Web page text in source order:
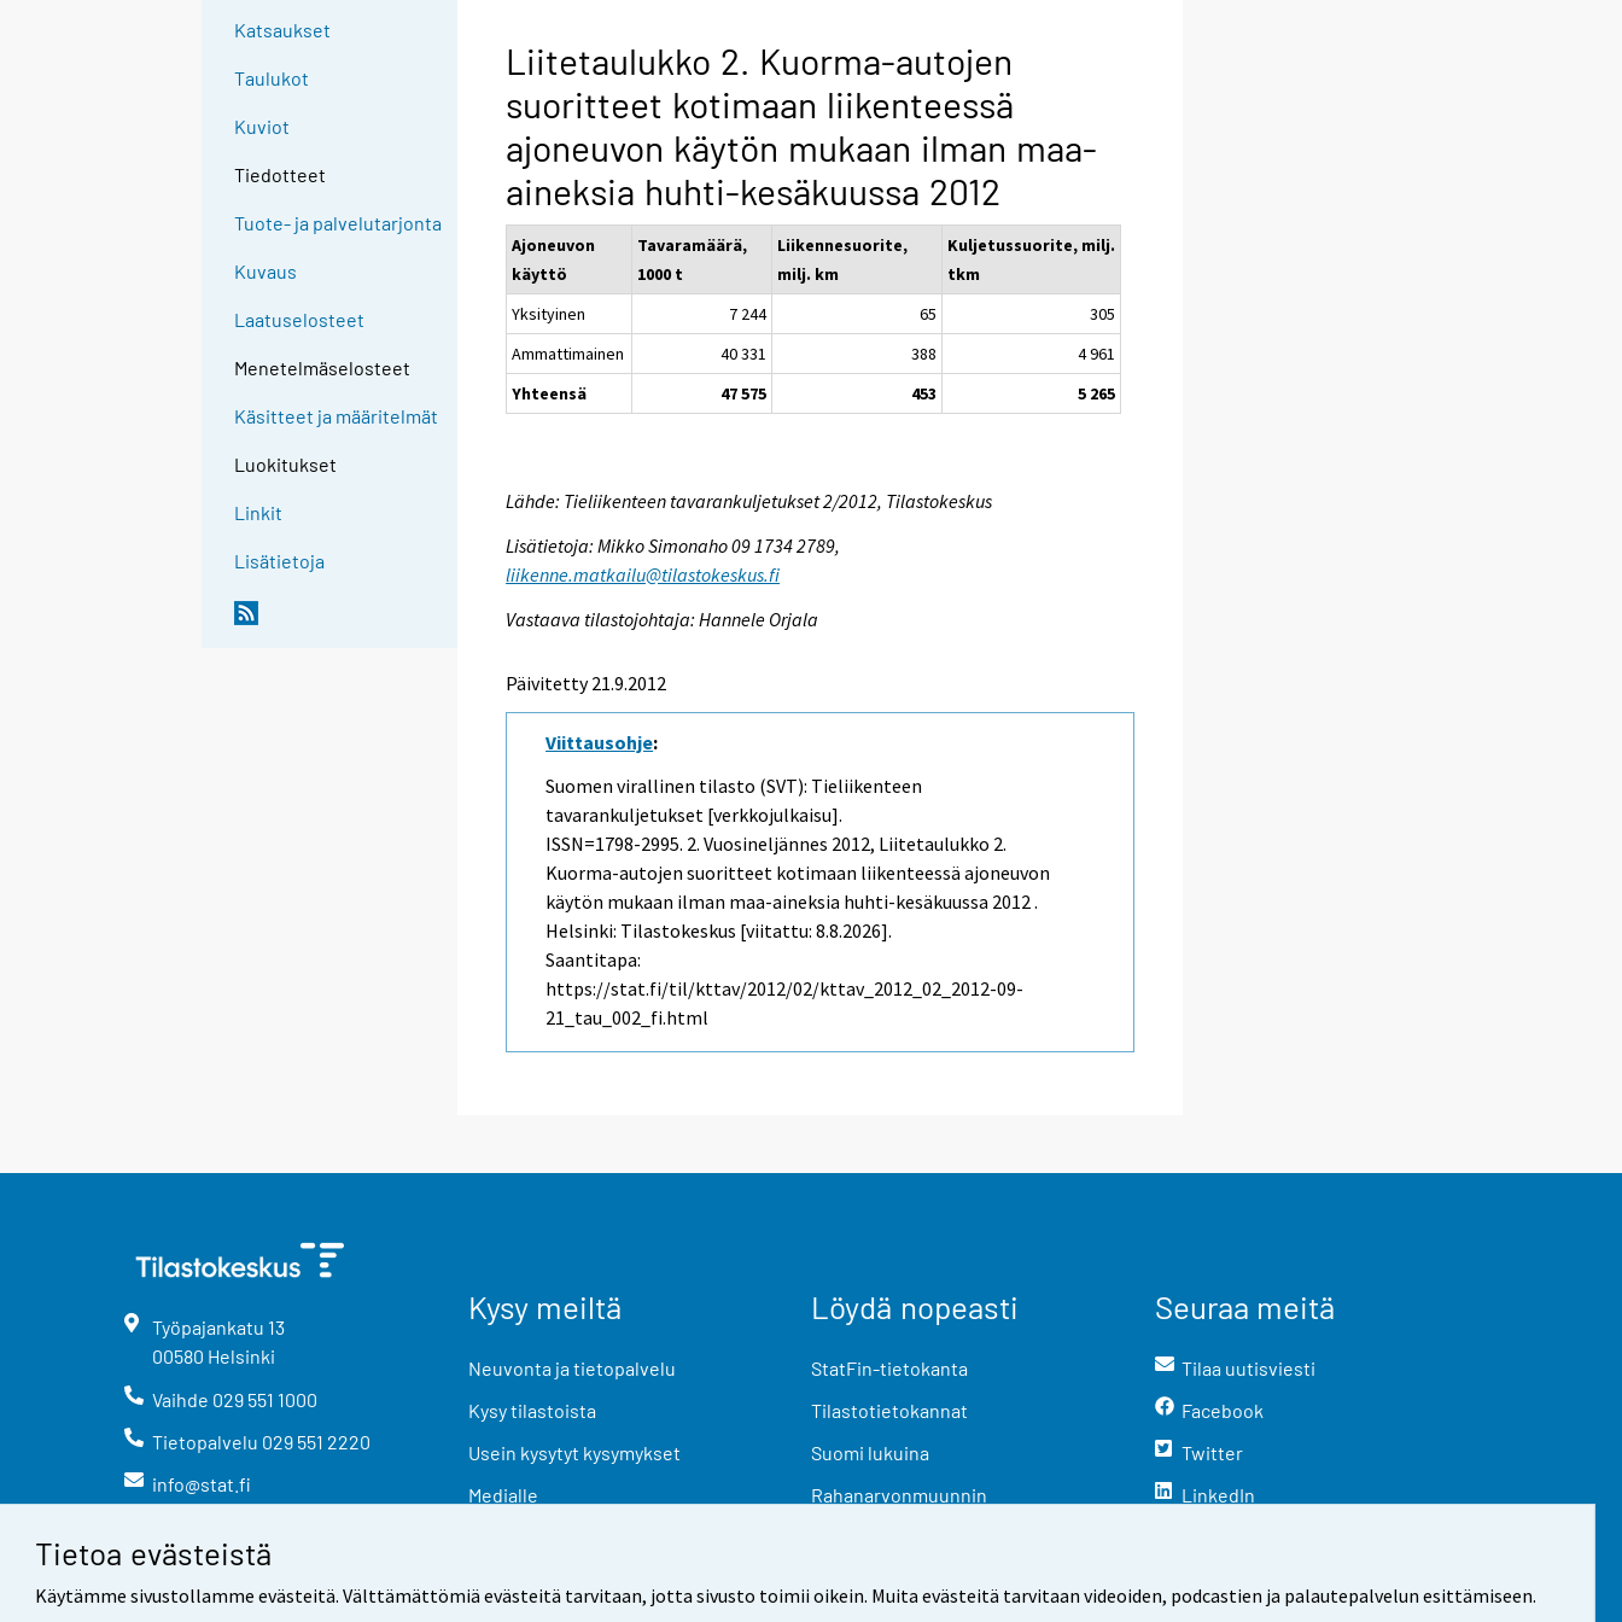
Tietoa evästeistä
Käytämme sivustollamme evästeitä. Välttämättömiä evästeitä tarvitaan, jotta sivusto toimii oikein. Muita evästeitä tarvitaan videoiden, podcastien ja palautepalvelun esittämiseen.
Katsaukset
Taulukot
Kuviot
Tiedotteet
Tuote- ja palvelutarjonta
Kuvaus
Laatuselosteet
Menetelmäselosteet
Käsitteet ja määritelmät
Luokitukset
Linkit
Lisätietoja
Liitetaulukko 2. Kuorma-autojen
suoritteet kotimaan liikenteessä
ajoneuvon käytön mukaan ilman maa-
aineksia huhti-kesäkuussa 2012
Ajoneuvon
käyttö
Tavaramäärä,
1000 t
Liikennesuorite,
milj. km
Kuljetussuorite, milj.
tkm
Yksityinen
7 244 65
305
Ammattimainen
40 331 388
4 961
Yhteensä
47 575 453 5 265
Lähde: Tieliikenteen tavarankuljetukset 2/2012, Tilastokeskus
Lisätietoja: Mikko Simonaho 09 1734 2789,
liikenne.matkailu@tilastokeskus.fi
Vastaava tilastojohtaja: Hannele Orjala
Päivitetty 21.9.2012
Viittausohje:
Suomen virallinen tilasto (SVT): Tieliikenteen
tavarankuljetukset [verkkojulkaisu].
ISSN=1798-2995. 2. Vuosineljännes 2012, Liitetaulukko 2.
Kuorma-autojen suoritteet kotimaan liikenteessä ajoneuvon
käytön mukaan ilman maa-aineksia huhti-kesäkuussa 2012 .
Helsinki: Tilastokeskus [viitattu: 8.8.2026].
Saantitapa:
https://stat.fi/til/kttav/2012/02/kttav_2012_02_2012-09-
21_tau_002_fi.html
Työpajankatu 13
00580 Helsinki
Vaihde 029 551 1000
Tietopalvelu 029 551 2220
info@stat.fi
Kysy meiltä
Neuvonta ja tietopalvelu
Kysy tilastoista
Usein kysytyt kysymykset
Medialle
Löydä nopeasti
StatFin-tietokanta
Tilastotietokannat
Suomi lukuina
Rahanarvonmuunnin
Seuraa meitä
Tilaa uutisviesti
Facebook
Twitter
LinkedIn